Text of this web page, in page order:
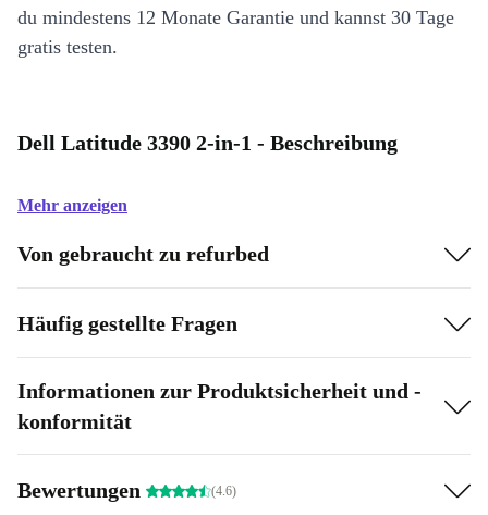
du mindestens 12 Monate Garantie und kannst 30 Tage
gratis testen.
Dell Latitude 3390 2-in-1 - Beschreibung
Mehr anzeigen
Von gebraucht zu refurbed
Häufig gestellte Fragen
Informationen zur Produktsicherheit und -
konformität
Bewertungen (4.6)